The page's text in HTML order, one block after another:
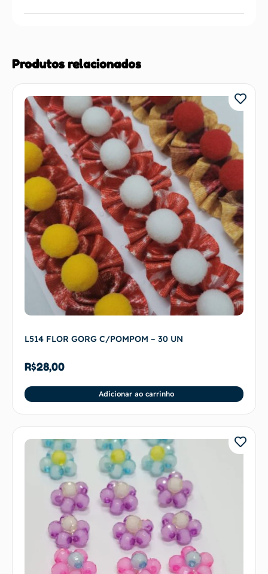
Produtos relacionados
L514 FLOR GORG C/POMPOM – 30 UN
R$28,00
Adicionar ao carrinho